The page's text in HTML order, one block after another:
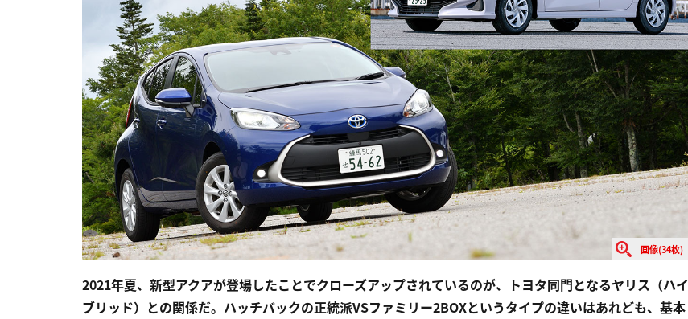
画像(34枚)
2021年夏、新型アクアが登場したことでクローズアップされているのが、トヨタ同門となるヤリス（ハイ
ブリッド）との関係だ。ハッチバックの正統派VSファミリー2BOXというタイプの違いはあれども、基本